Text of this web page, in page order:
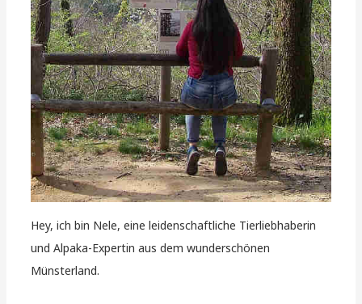
Hey, ich bin Nele, eine leidenschaftliche Tierliebhaberin
und Alpaka-Expertin aus dem wunderschönen
Münsterland.